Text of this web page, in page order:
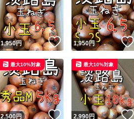
1,950円 いいね！
1,950円
2,500円 いいね！
最大10%対象
2,990円
最大10%対象